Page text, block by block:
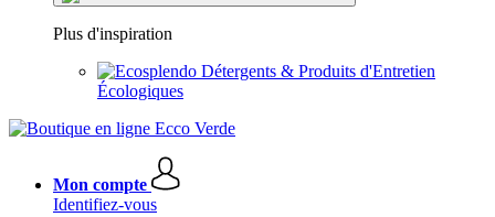
Plus d'inspiration
Détergents & Produits d'Entretien
Écologiques
Mon compte
Identifiez-vous